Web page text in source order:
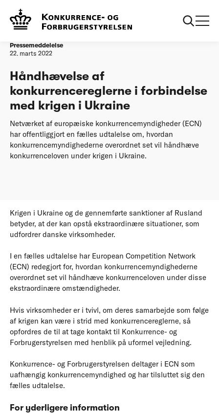
Forside
krigen i Ukraine
Pressemeddelelse
22. marts 2022
Håndhævelse af
konkurrencereglerne i forbindelse
med krigen i Ukraine
Netværket af europæiske konkurrencemyndigheder (ECN)
har offentliggjort en fælles udtalelse om, hvordan
konkurrencemyndighederne overordnet set vil håndhæve
konkurrenceloven under krigen i Ukraine.
Krigen i Ukraine og de gennemførte sanktioner af Rusland
betyder, at der kan opstå ekstraordinære situationer, som
udfordrer danske virksomheder.
I en fælles udtalelse har European Competition Network
(ECN) redegjort for, hvordan konkurrencemyndighederne
overordnet set vil håndhæve konkurrenceloven under disse
ekstraordinære omstændigheder.
Hvis virksomheder er i tvivl, om deres samarbejde som følge
af krigen kan være i strid med konkurrencereglerne, så
opfordres de til at tage kontakt til Konkurrence- og
Forbrugerstyrelsen med henblik på uformel vejledning.
Konkurrence- og Forbrugerstyrelsen deltager i ECN som
uafhængig konkurrencemyndighed og har tilsluttet sig den
fælles udtalelse.
For yderligere information